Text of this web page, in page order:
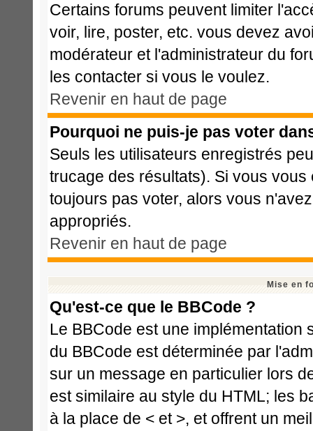
Certains forums peuvent limiter
voir, lire, poster, etc. vous devez
modérateur et l'administrateur du
les contacter si vous le voulez.
Revenir en haut de page
Pourquoi ne puis-je pas voter
Seuls les utilisateurs enregistrés
trucage des résultats). Si vous
toujours pas voter, alors vous
appropriés.
Revenir en haut de page
Mise en
Qu'est-ce que le BBCode ?
Le BBCode est une implémentation
du BBCode est déterminée par
sur un message en particulier lors
est similaire au style du HTML; les
à la place de < et >, et offrent un